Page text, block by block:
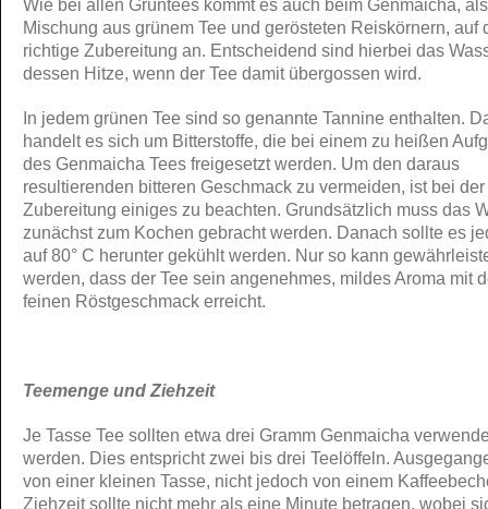
Wie bei allen Grüntees kommt es auch beim Genmaicha, als
Mischung aus grünem Tee und gerösteten Reiskörnern, auf
richtige Zubereitung an. Entscheidend sind hierbei das
dessen Hitze, wenn der Tee damit übergossen wird.
In jedem grünen Tee sind so genannte Tannine enthalten.
handelt es sich um Bitterstoffe, die bei einem zu heißen
des Genmaicha Tees freigesetzt werden. Um den daraus
resultierenden bitteren Geschmack zu vermeiden, ist bei der
Zubereitung einiges zu beachten. Grundsätzlich muss das
zunächst zum Kochen gebracht werden. Danach sollte es
auf 80° C herunter gekühlt werden. Nur so kann
werden, dass der Tee sein angenehmes, mildes Aroma mit
feinen Röstgeschmack erreicht.
Teemenge und Ziehzeit
Je Tasse Tee sollten etwa drei Gramm Genmaicha
werden. Dies entspricht zwei bis drei Teelöffeln.
von einer kleinen Tasse, nicht jedoch von einem
Ziehzeit sollte nicht mehr als eine Minute betragen, wobei